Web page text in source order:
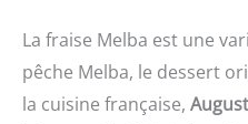
La fraise Melba est une
pêche Melba, le dessert
la cuisine française,